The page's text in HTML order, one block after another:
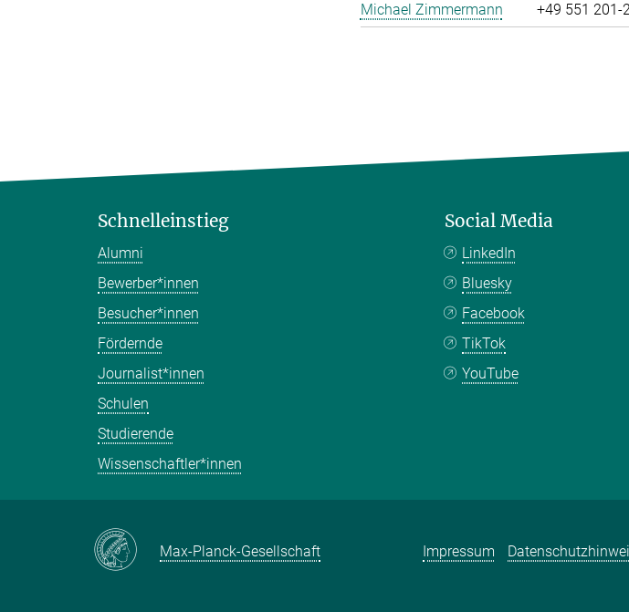
Michael Zimmermann
+49 551 201-
Schnelleinstieg
Alumni
Bewerber*innen
Besucher*innen
Fördernde
Journalist*innen
Schulen
Studierende
Wissenschaftler*innen
Social Media
LinkedIn
Bluesky
Facebook
TikTok
YouTube
Max-Planck-Gesellschaft Impressum